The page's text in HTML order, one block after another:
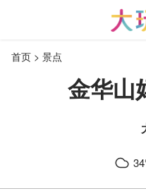
首页 景点
金华山
34